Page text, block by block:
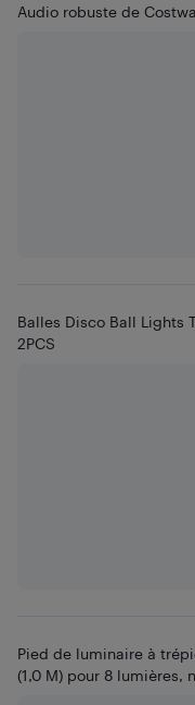
Audio robuste de
Balles Disco Ball Lights
2PCS
Pied de luminaire à
(1,0 M) pour 8 lumières,